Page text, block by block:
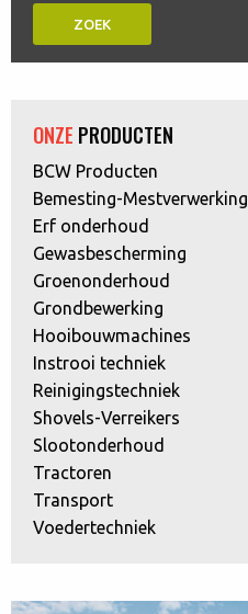
website:
ONZE PRODUCTEN
BCW Producten
Bemesting-Mestverwerking
Erf onderhoud
Gewasbescherming
Groenonderhoud
Grondbewerking
Hooibouwmachines
Instrooi techniek
Reinigingstechniek
Shovels-Verreikers
Slootonderhoud
Tractoren
Transport
Voedertechniek